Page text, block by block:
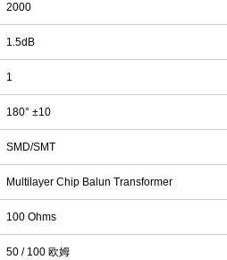
2000
1.5dB
1
180° ±10
SMD/SMT
Multilayer Chip Balun Transformer
100 Ohms
50 / 100 欧姆